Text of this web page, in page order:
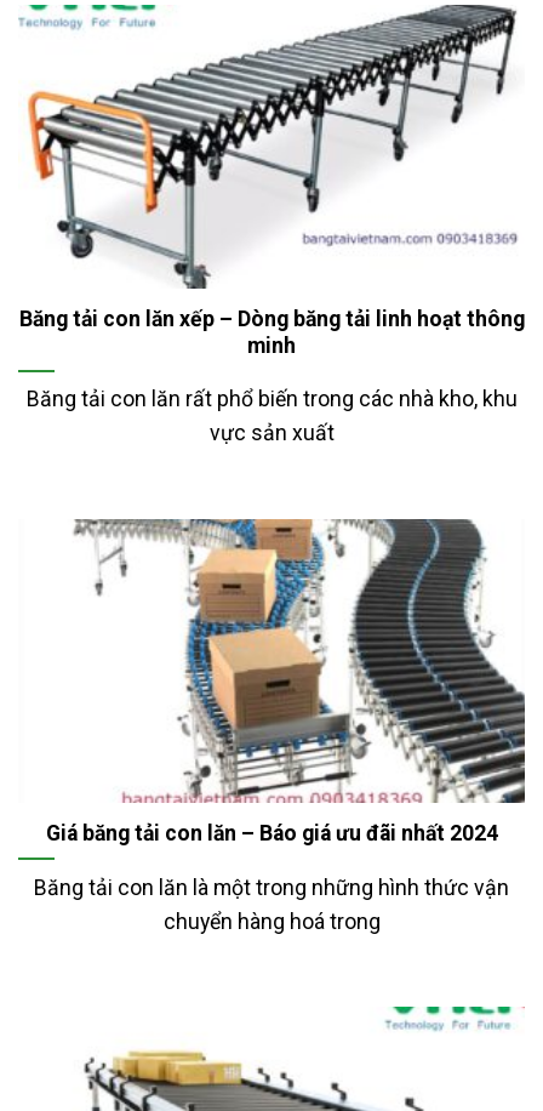
Băng tải con lăn xếp – Dòng băng tải linh hoạt thông
minh
Băng tải con lăn rất phổ biến trong các nhà kho, khu
vực sản xuất
Giá băng tải con lăn – Báo giá ưu đãi nhất 2024
Băng tải con lăn là một trong những hình thức vận
chuyển hàng hoá trong